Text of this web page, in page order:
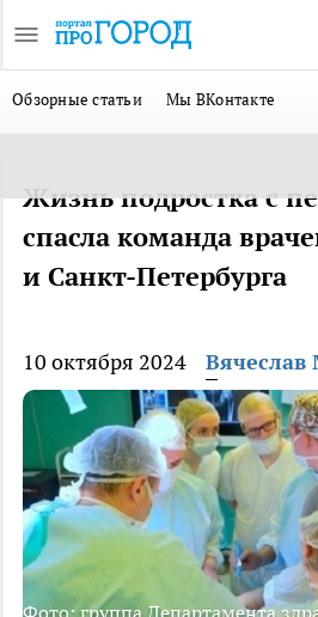
Обзорные статьи Мы ВКонтакте
Жизнь подростка с
спасла команда
и Санкт-Петербурга
10 октября 2024 Вячеслав
Фото: группа Департамента